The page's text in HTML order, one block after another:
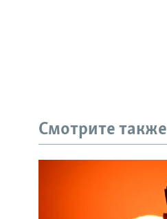
Смотрите также